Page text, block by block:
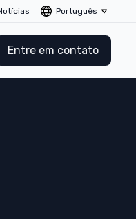
Português
Entre em contato